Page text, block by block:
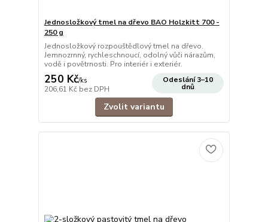
Jednosložkový tmel na dřevo BAO Holzkitt 700 -
250 g
Jednosložkový rozpouštědlový tmel na dřevo.
Jemnozrnný, rychleschnoucí, odolný vůči nárazům,
vodě i povětrnosti. Pro interiér i exteriér.
250 Kč/ks
206,61 Kč bez DPH
Odeslání 3–10
dnů
Zvolit variantu